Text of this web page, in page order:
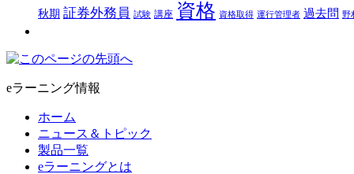
秋期 証券外務員 試験 講座 資格 資格取得 運行管理者 過去問 野
eラーニング情報
ホーム
ニュース＆トピック
製品一覧
eラーニングとは